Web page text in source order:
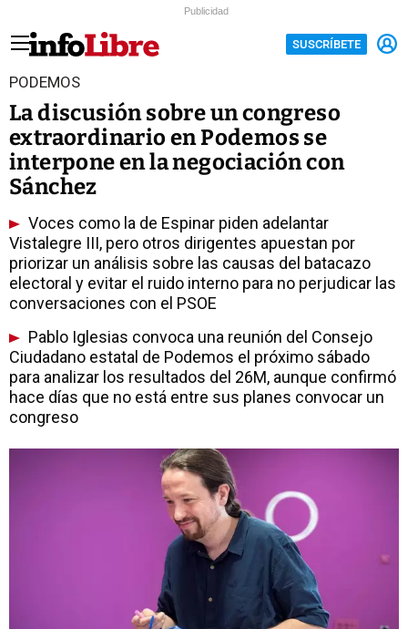
Publicidad
SUSCRÍBETE
PODEMOS
La discusión sobre un congreso
extraordinario en Podemos se
interpone en la negociación con
Sánchez
Voces como la de Espinar piden adelantar
Vistalegre III, pero otros dirigentes apuestan por
priorizar un análisis sobre las causas del batacazo
electoral y evitar el ruido interno para no perjudicar las
conversaciones con el PSOE
Pablo Iglesias convoca una reunión del Consejo
Ciudadano estatal de Podemos el próximo sábado
para analizar los resultados del 26M, aunque confirmó
hace días que no está entre sus planes convocar un
congreso